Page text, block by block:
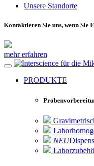
Unsere Standorte
Kontaktieren Sie uns, wenn Sie
mehr erfahren
für die
PRODUKTE
NEU